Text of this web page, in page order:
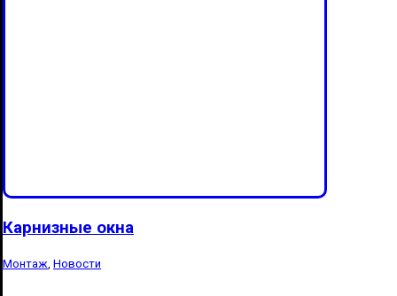
Карнизные окна
Монтаж Новости